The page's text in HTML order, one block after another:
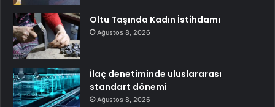
Oltu Taşında Kadın İstihdamı
Ağustos 8, 2026
İlaç denetiminde uluslararası
standart dönemi
Ağustos 8, 2026